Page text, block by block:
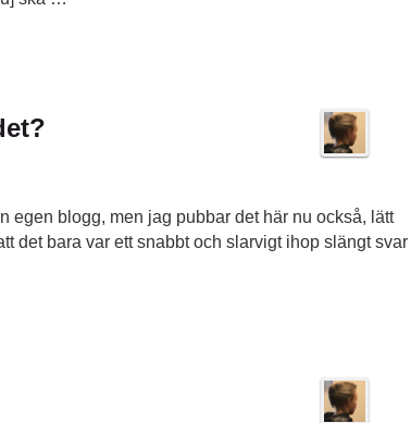
egen blogg, men jag pubbar det här nu också, lätt
det bara var ett snabbt och slarvigt ihop slängt svar